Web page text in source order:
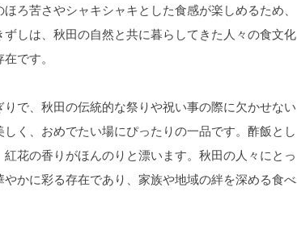
ろ苦さやシャキシャキとした食感が楽しめるため、
しは、秋田の自然と共に暮らしてきた人々の食文化
です。
で、秋田の伝統的な祭りや祝い事の際に欠かせない
く、おめでたい場にぴったりの一品です。酢飯とし
花の香りがほんのりと漂います。秋田の人々にとっ
かに彩る存在であり、家族や地域の絆を深める食べ